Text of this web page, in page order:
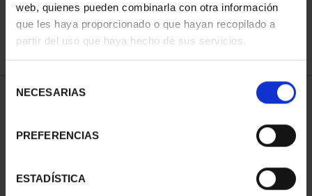
web, quienes pueden combinarla con otra información
que les haya proporcionado o que hayan recopilado a
partir del uso que haya hecho de sus servicios.
NECESARIAS
PREFERENCIAS
ESTADÍSTICA
REFINAR
1 Productos encontrados